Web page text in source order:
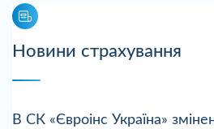
Новини страхування
В СК «Євроінс Україна»